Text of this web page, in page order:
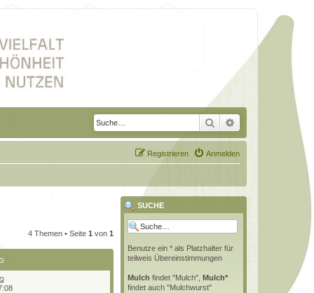
Suche Erweiterte Suche
Anmelden
Registrieren
4 Themen • Seite 1 von 1
SUCHE
Benutze ein * als Platzhalter für
teilweis Übereinstimmungen
Mulch findet "Mulch", Mulch*
findet auch "Mulchwurst"